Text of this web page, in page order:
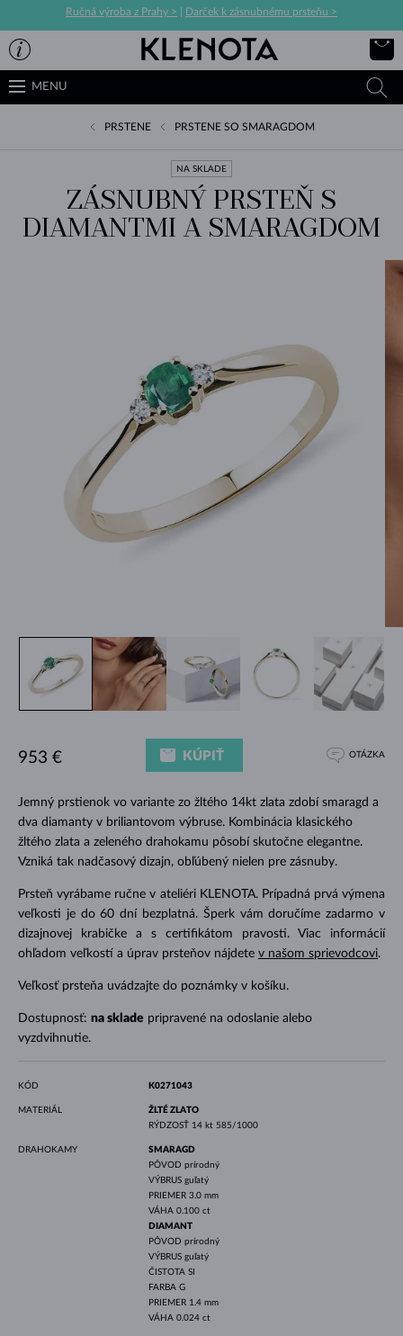
Ručná výroba z Prahy > Darček k zásnubnému prsteňu >
MENU
PRSTENE PRSTENE SO SMARAGDOM
NA SKLADE
ZÁSNUBNÝ PRSTEŇ S
DIAMANTMI A SMARAGDOM
Jemný prstienok vo variante zo žltého 14kt zlata zdobí smaragd a
dva diamanty v briliantovom výbruse. Kombinácia klasického
žltého zlata a zeleného drahokamu pôsobí skutočne elegantne.
Vzniká tak nadčasový dizajn, obľúbený nielen pre zásnuby.
Prsteň vyrábame ručne v ateliéri KLENOTA. Prípadná prvá výmena
veľkosti je do 60 dní bezplatná. Šperk vám doručíme zadarmo v
dizajnovej krabičke a s certifikátom pravosti. Viac informácií
ohľadom veľkostí a úprav prsteňov nájdete v našom sprievodcovi.
Veľkosť prsteňa uvádzajte do poznámky v košíku.
Dostupnosť: na sklade pripravené na odoslanie alebo
vyzdvihnutie.
953 € KÚPIŤ OTÁZKA
KÓD K0271043
MATERIÁL
ŽLTÉ ZLATO
RÝDZOSŤ 14 kt 585/1000
DRAHOKAMY
SMARAGD
PÔVOD prírodný
VÝBRUS guľatý
PRIEMER 3.0 mm
VÁHA 0.100 ct
DIAMANT
PÔVOD prírodný
VÝBRUS guľatý
ČISTOTA SI
FARBA G
PRIEMER 1.4 mm
VÁHA 0.024 ct